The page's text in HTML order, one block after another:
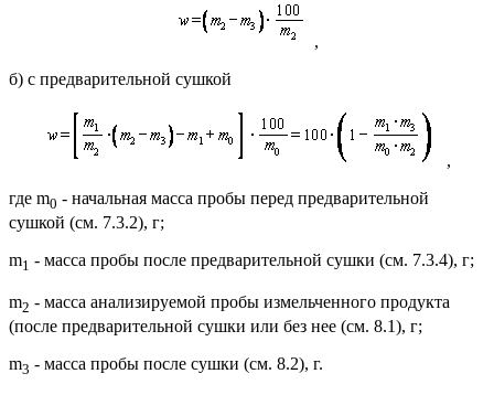
,
б) с предварительной сушкой
,
где m0 - начальная масса пробы перед предварительной
сушкой (см. 7.3.2), г;
m1 - масса пробы после предварительной сушки (см. 7.3.4), г;
m2 - масса анализируемой пробы измельченного продукта
(после предварительной сушки или без нее (см. 8.1), г;
m3 - масса пробы после сушки (см. 8.2), г.